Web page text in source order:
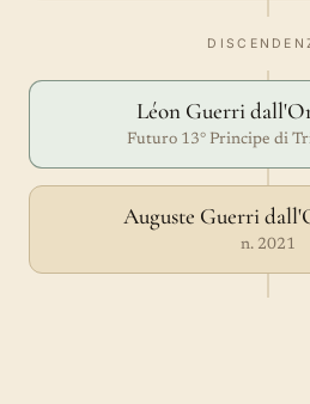
Léon Guerri
Futuro 13° Principe di
Auguste Guerri
n. 2021